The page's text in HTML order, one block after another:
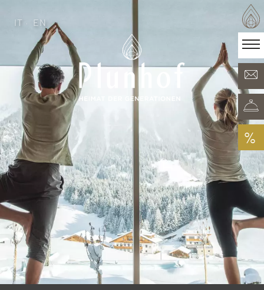
Heimat der Generationen
Zimmer & Angebote
Minera Acqua & Spa
Plunhof Erlebnisse
Entdeckungen rundum
%
IT · EN